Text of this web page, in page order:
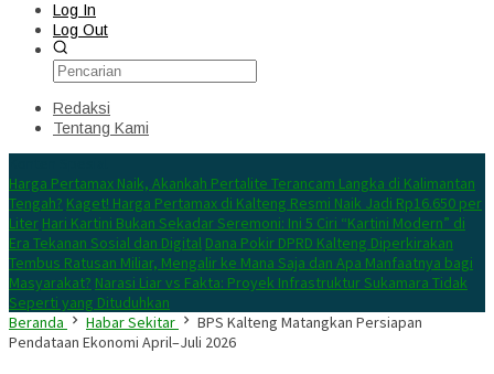
Log In
Log Out
Redaksi
Tentang Kami
Harga Pertamax Naik, Akankah Pertalite Terancam Langka di Kalimantan
Tengah? Kaget! Harga Pertamax di Kalteng Resmi Naik Jadi Rp16.650 per
Liter Hari Kartini Bukan Sekadar Seremoni: Ini 5 Ciri “Kartini Modern” di
Era Tekanan Sosial dan Digital Dana Pokir DPRD Kalteng Diperkirakan
Tembus Ratusan Miliar, Mengalir ke Mana Saja dan Apa Manfaatnya bagi
Masyarakat? Narasi Liar vs Fakta: Proyek Infrastruktur Sukamara Tidak
Seperti yang Dituduhkan
Beranda
Habar Sekitar
BPS Kalteng Matangkan Persiapan
Pendataan Ekonomi April–Juli 2026